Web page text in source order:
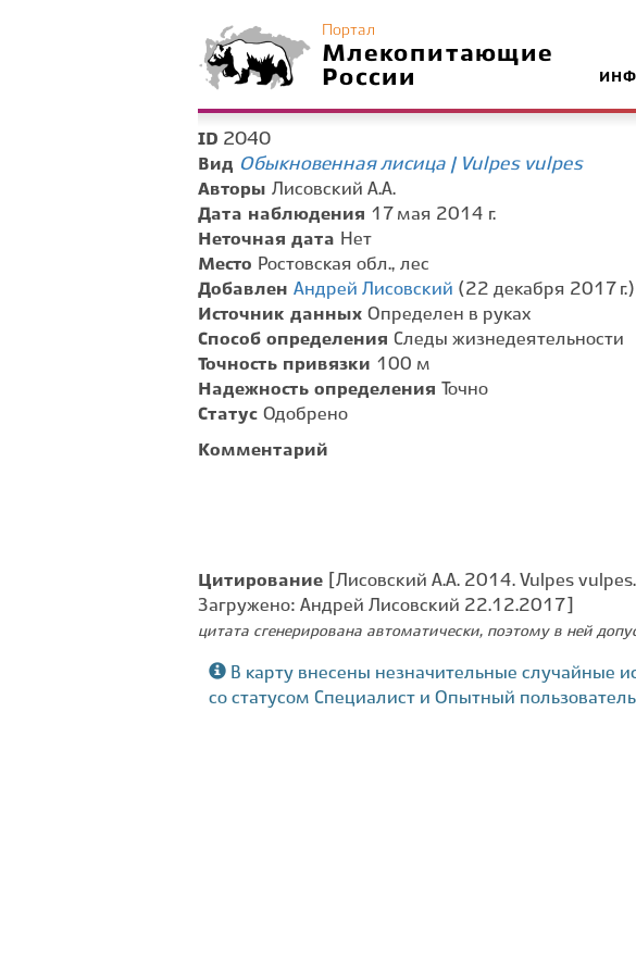
Портал
Млекопитающие
России
ID 2040
Вид Обыкновенная лисица | Vulpes vulpes
Авторы Лисовский А.А.
Дата наблюдения 17 мая 2014 г.
Неточная дата Нет
Место Ростовская обл., лес
Добавлен Андрей Лисовский (22 декабря 2017 г.)
Источник данных Определен в руках
Способ определения Следы жизнедеятельности
Точность привязки 100 м
Надежность определения
Точно
Статус Одобрено
Комментарий
Цитирование [Лисовский А.А. 2014. Vulpes vulpes.
Загружено: Андрей Лисовский 22.12.2017]
цитата сгенерирована автоматически, поэтому в ней
В карту внесены незначительные случайные
со статусом Специалист и Опытный пользователь